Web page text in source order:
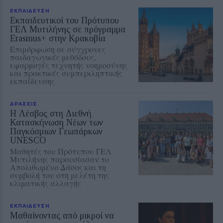
ΕΚΠΑΙΔΕΥΣΗ
Εκπαιδευτικοί του Πρότυπου
ΓΕΛ Μυτιλήνης σε πρόγραμμα
Erasmus+ στην Κρακοβία
Επιμόρφωση σε σύγχρονες
παιδαγωγικές μεθόδους,
εφαρμογές τεχνητής νοημοσύνης
και πρακτικές συμπεριληπτικής
εκπαίδευσης
ΔΡΑΣΕΙΣ
Η Λέσβος στη Διεθνή
Κατασκήνωση Νέων των
Παγκόσμιων Γεωπάρκων
UNESCO
Μαθητές του Πρότυπου ΓΕΛ
Μυτιλήνης παρουσίασαν το
Απολιθωμένο Δάσος και τη
συμβολή του στη μελέτη της
κλιματικής αλλαγής
ΕΚΠΑΙΔΕΥΣΗ
Μαθαίνοντας από μικροί να